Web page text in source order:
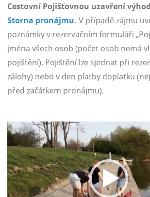
Cestovní Pojišťovnou uzavření
Storna pronájmu. V případě zájmu
poznámky v rezervačním formuláři
jména všech osob (počet osob nemá
pojištění). Pojištění lze sjednat při
zálohy) nebo v den platby doplatku
před začátkem pronájmu).
Video
přehrávač